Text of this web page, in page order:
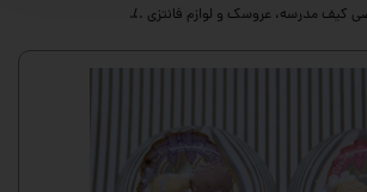
کیف مدرسه، عروسک و لوازم فانتزی